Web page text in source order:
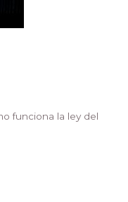
funciona la ley del